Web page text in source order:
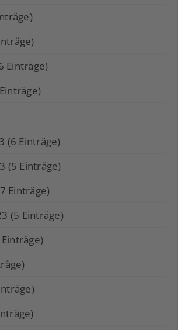
Einträge)
(6 Einträge)
(5 Einträge)
Einträge)
(5 Einträge)